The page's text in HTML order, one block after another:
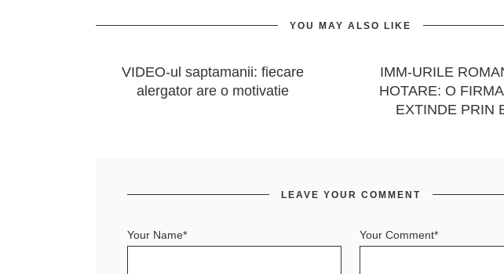
YOU MAY ALSO LIKE
VIDEO-ul saptamanii: fiecare
alergator are o motivatie
IMM-URILE
HOTARE: O
EXTINDE PRIN
LEAVE YOUR COMMENT
Your Comment*
Your Name*